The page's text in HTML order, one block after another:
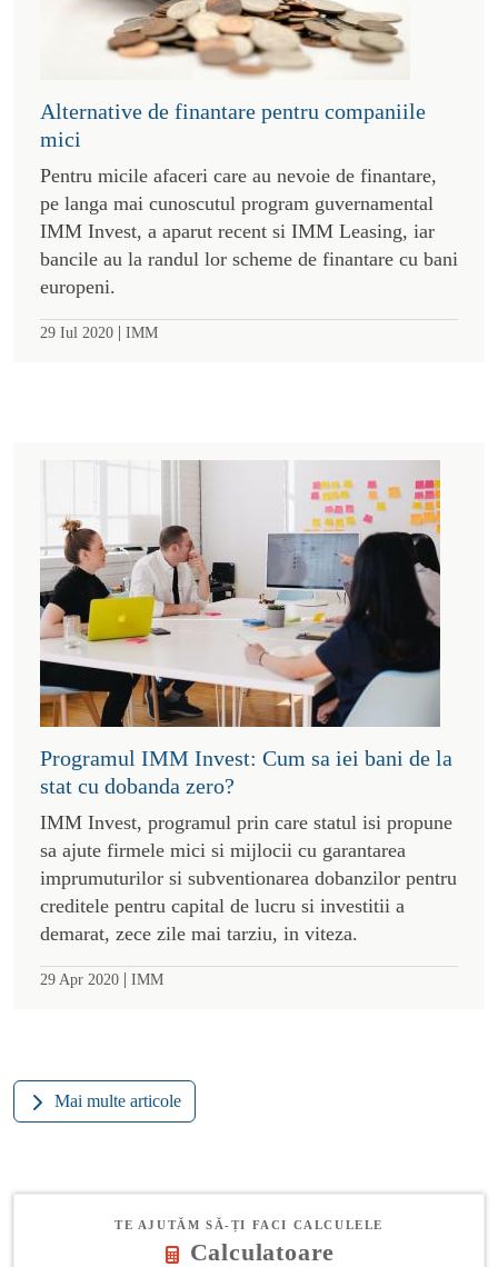
Alternative de finantare pentru companiile
mici
Pentru micile afaceri care au nevoie de finantare,
pe langa mai cunoscutul program guvernamental
IMM Invest, a aparut recent si IMM Leasing, iar
bancile au la randul lor scheme de finantare cu bani
europeni.
29 Iul 2020 | IMM
Programul IMM Invest: Cum sa iei bani de la
stat cu dobanda zero?
IMM Invest, programul prin care statul isi propune
sa ajute firmele mici si mijlocii cu garantarea
imprumuturilor si subventionarea dobanzilor pentru
creditele pentru capital de lucru si investitii a
demarat, zece zile mai tarziu, in viteza.
29 Apr 2020 | IMM
Mai multe articole
TE AJUTĂM SĂ-ȚI FACI CALCULELE
Calculatoare